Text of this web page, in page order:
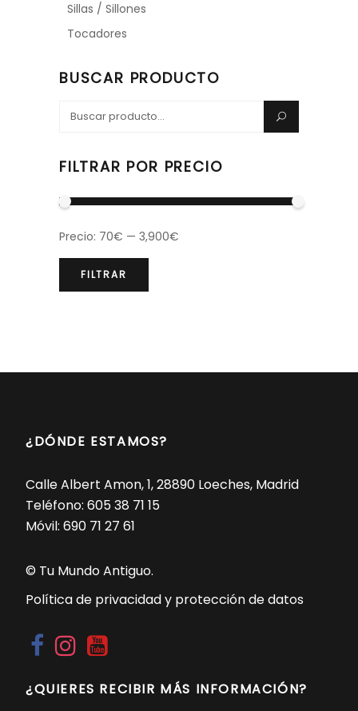
Sillas / Sillones
Tocadores
BUSCAR PRODUCTO
Search
FILTRAR POR PRECIO
FILTRAR
Precio: 70€ — 3,900€
¿DÓNDE ESTAMOS?
Calle Albert Amon, 1, 28890 Loeches, Madrid
Teléfono: 605 38 71 15
Móvil: 690 71 27 61
© Tu Mundo Antiguo.
Política de privacidad y protección de datos
¿QUIERES RECIBIR MÁS INFORMACIÓN?